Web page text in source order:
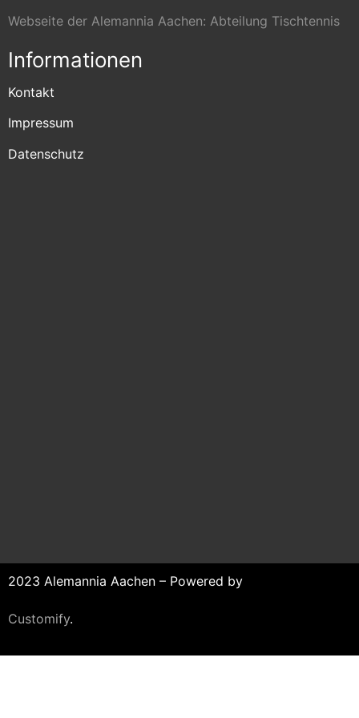
Webseite der Alemannia Aachen: Abteilung Tischtennis
Informationen
Kontakt
Impressum
Datenschutz
2023 Alemannia Aachen – Powered by
Customify.